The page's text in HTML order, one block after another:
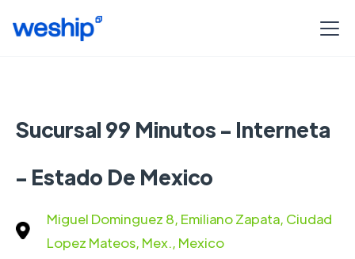
Sucursal 99 Minutos - Interneta
- Estado De Mexico
Miguel Dominguez 8, Emiliano Zapata, Ciudad
Lopez Mateos, Mex., Mexico